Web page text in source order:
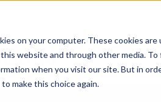
on your computer. These cookies
website and through other media.
when you visit our site. But in
make this choice again.